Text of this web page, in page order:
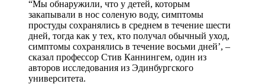
“Мы обнаружили, что у детей, которым
закапывали в нос соленую воду, симптомы
простуды сохранялись в среднем в течение шести
дней, тогда как у тех, кто получал обычный уход,
симптомы сохранялись в течение восьми дней’, –
сказал профессор Стив Каннингем, один из
авторов исследования из Эдинбургского
университета.